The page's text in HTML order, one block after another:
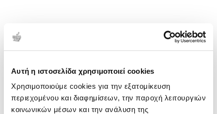
Αυτή η ιστοσελίδα χρησιμοποιεί cookies
Χρησιμοποιούμε cookies για την εξατομίκευση
περιεχομένου και διαφημίσεων, την παροχή λειτουργιών
κοινωνικών μέσων και την ανάλυση της